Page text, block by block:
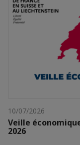
10/07/2026
Veille
2026